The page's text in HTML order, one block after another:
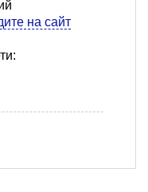
на сайт